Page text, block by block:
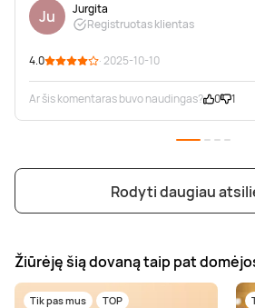
Ju
Jurgita
Registruotas klientas
4.0 · 2025-10-10
Ar šis komentaras buvo naudingas? 0 1
Rodyti daugiau
Žiūrėję šią dovaną taip pat
Tik pas mus TOP